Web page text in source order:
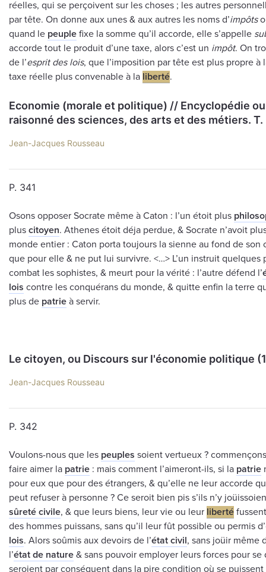
réelles, qui se perçoivent sur les choses ; les autres
par tête. On donne aux unes & aux autres les noms d’impôts
quand le peuple fixe la somme qu’il accorde, elle s’appelle
accorde tout le produit d’une taxe, alors c’est un impôt. On
de l’esprit des lois, que l’imposition par tête est plus propre à
taxe réelle plus convenable à la liberté.
Economie (morale et politique) // Encyclopédie
raisonné des sciences, des arts et des métiers. Т.
Jean-Jacques Rousseau
P. 341
Osons opposer Socrate même à Caton : l’un étoit plus
plus citoyen. Athenes étoit déja perdue, & Socrate n’avoit
monde entier : Caton porta toujours la sienne au fond de
que pour elle & ne put lui survivre. <…> L’un instruit quelques
combat les sophistes, & meurt pour la vérité : l’autre défend l’
lois contre les conquérans du monde, & quitte enfin la terre
plus de patrie à servir.
Le citoyen, ou Discours sur l'économie politique
Jean-Jacques Rousseau
P. 342
Voulons-nous que les peuples soient vertueux ?
faire aimer la patrie : mais comment l’aimeront-ils, si la patrie
pour eux que pour des étrangers, & qu’elle ne leur accorde
peut refuser à personne ? Ce seroit bien pis s’ils n’y
sûreté civile, & que leurs biens, leur vie ou leur liberté
des hommes puissans, sans qu’il leur fût possible ou permis
lois. Alors soûmis aux devoirs de l’état civil, sans joüir même
l’état de nature & sans pouvoir employer leurs forces pour se
seroient par conséquent dans la pire condition où se